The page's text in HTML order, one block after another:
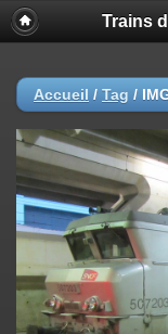
Trains
Accueil / Tag /